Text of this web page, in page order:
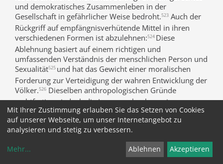
und demokratisches Zusammenleben in der
Gesellschaft in gefährlicher Weise bedroht.523 Auch der
Rückgriff auf empfängnisverhütende Mittel in ihren
verschiedenen Formen ist abzulehnen:524 Diese
Ablehnung basiert auf einem richtigen und
umfassenden Verständnis der menschlichen Person und
Sexualität525 und hat das Gewicht einer moralischen
Forderung zur Verteidigung der wahren Entwicklung der
Völker.526 Dieselben anthropologischen Gründe
rechtfertigen jedoch die Inanspruchnahme einer
zeitweisen Abstinenz in den Perioden der weiblichen
Fruchtbarkeit.527Die Empfängnisverhütung abzulehnen
und auf natürliche Methoden der Geburtenregelung
zurückzugreifen bedeutet, die zwischenmenschlichen
Beziehungen zwischen Eheleuten auf gegenseitigen
Mit Ihrer Zustimmung erlauben Sie das Setzen von Cookies
auf unserer Webseite, um unser Internetangebot zu
analysieren und stetig zu verbessern.
Mehr... Ablehnen Akzeptieren